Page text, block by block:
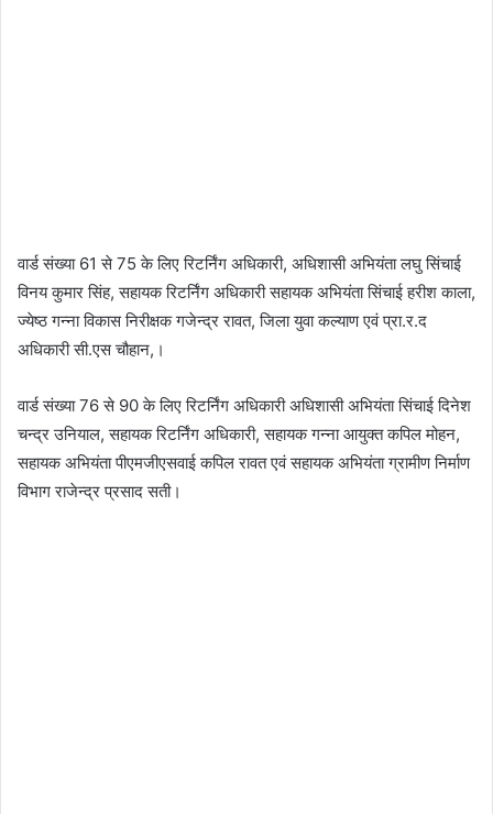
वार्ड संख्या 61 से 75 के लिए रिटर्निंग अधिकारी, अधिशासी अभियंता लघु सिंचाई
विनय कुमार सिंह, सहायक रिटर्निंग अधिकारी सहायक अभियंता सिंचाई हरीश काला,
ज्येष्ठ गन्ना विकास निरीक्षक गजेन्द्र रावत, जिला युवा कल्याण एवं प्रा.र.द
अधिकारी सी.एस चौहान,।
वार्ड संख्या 76 से 90 के लिए रिटर्निंग अधिकारी अधिशासी अभियंता सिंचाई दिनेश
चन्द्र उनियाल, सहायक रिटर्निंग अधिकारी, सहायक गन्ना आयुक्त कपिल मोहन,
सहायक अभियंता पीएमजीएसवाई कपिल रावत एवं सहायक अभियंता ग्रामीण निर्माण
विभाग राजेन्द्र प्रसाद सती।